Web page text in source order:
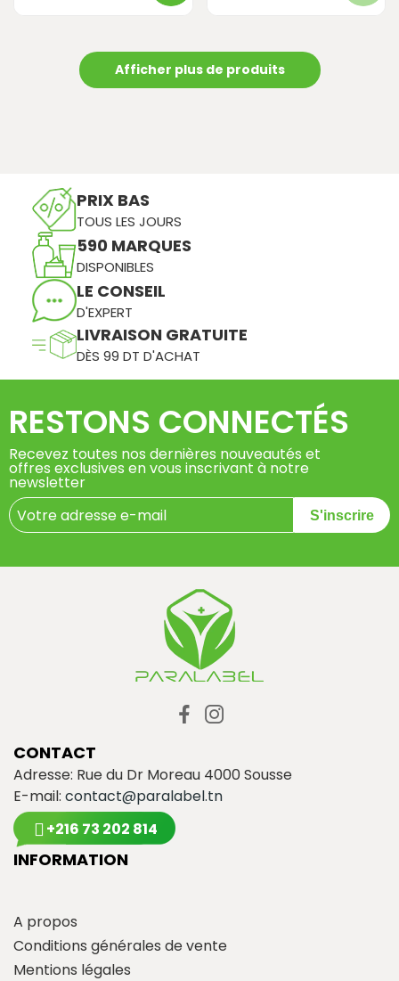
Afficher plus de produits
PRIX BAS
TOUS LES JOURS
590 MARQUES
DISPONIBLES
LE CONSEIL
D'EXPERT
LIVRAISON GRATUITE
DÈS 99 DT D'ACHAT
RESTONS CONNECTÉS
Recevez toutes nos dernières nouveautés et
offres exclusives en vous inscrivant à notre
newsletter
S'inscrire
CONTACT
Adresse: Rue du Dr Moreau 4000 Sousse
E-mail: contact@paralabel.tn
+216 73 202 814
INFORMATION
A propos
Conditions générales de vente
Mentions légales